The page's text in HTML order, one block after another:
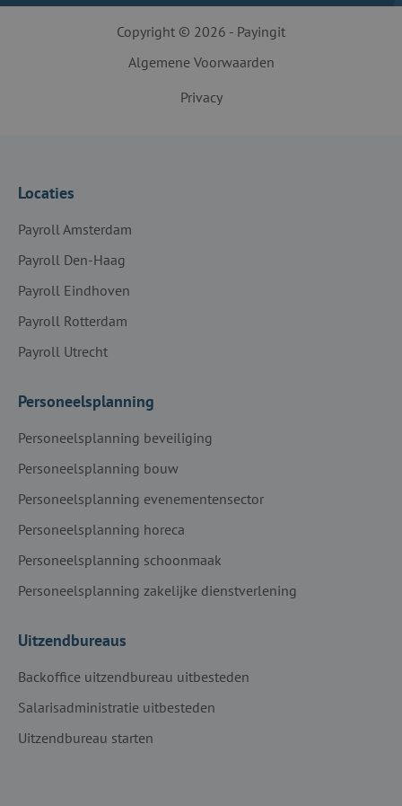
Copyright © 2026 - Payingit
Algemene Voorwaarden
Privacy
Locaties
Payroll Amsterdam
Payroll Den-Haag
Payroll Eindhoven
Payroll Rotterdam
Payroll Utrecht
Personeelsplanning
Personeelsplanning beveiliging
Personeelsplanning bouw
Personeelsplanning evenementensector
Personeelsplanning horeca
Personeelsplanning schoonmaak
Personeelsplanning zakelijke dienstverlening
Uitzendbureaus
Backoffice uitzendbureau uitbesteden
Salarisadministratie uitbesteden
Uitzendbureau starten